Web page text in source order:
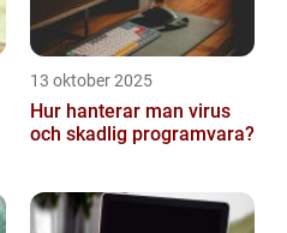
13 oktober 2025
Hur hanterar man virus
och skadlig programvara?